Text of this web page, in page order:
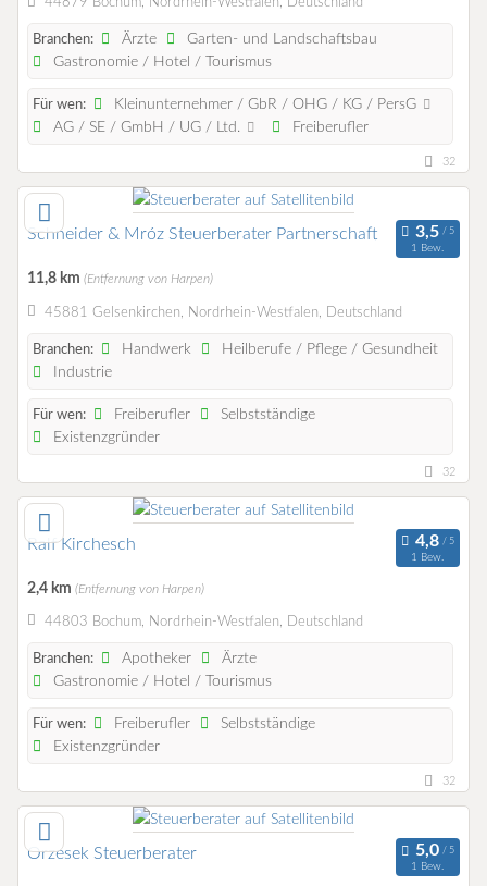
44879 Bochum, Nordrhein-Westfalen, Deutschland
Branchen: Ärzte
Garten- und Landschaftsbau
Gastronomie / Hotel / Tourismus
Für wen:
Kleinunternehmer / GbR / OHG / KG / PersG
AG / SE / GmbH / UG / Ltd.
Freiberufler
32
Schneider & Mróz Steuerberater Partnerschaft
1 Bew.
11,8 km (Entfernung von Harpen)
45881 Gelsenkirchen, Nordrhein-Westfalen, Deutschland
Branchen: Handwerk
Heilberufe / Pflege / Gesundheit
Industrie
Für wen: Freiberufler
Selbstständige
Existenzgründer
32
Ralf Kirchesch
1 Bew.
2,4 km (Entfernung von Harpen)
44803 Bochum, Nordrhein-Westfalen, Deutschland
Branchen: Apotheker
Ärzte
Gastronomie / Hotel / Tourismus
Für wen: Freiberufler
Selbstständige
Existenzgründer
32
Orzesek Steuerberater
1 Bew.